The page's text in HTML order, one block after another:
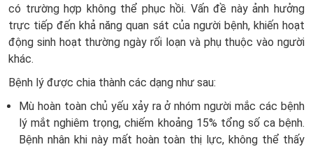
có trường hợp không thể phục hồi. Vấn đề này ảnh hưởng
trực tiếp đến khả năng quan sát của người bệnh, khiến hoạt
động sinh hoạt thường ngày rối loạn và phụ thuộc vào người
khác.
Bệnh lý được chia thành các dạng như sau:
Mù hoàn toàn chủ yếu xảy ra ở nhóm người mắc các bệnh
lý mắt nghiêm trọng, chiếm khoảng 15% tổng số ca bệnh.
Bệnh nhân khi này mất hoàn toàn thị lực, không thể thấy